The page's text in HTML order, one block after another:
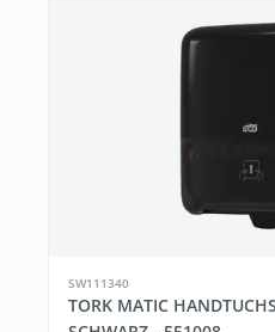
SW111340
TORK MATIC